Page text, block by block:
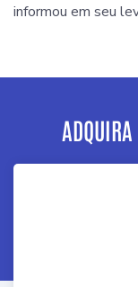
informou em seu
ADQUIRA